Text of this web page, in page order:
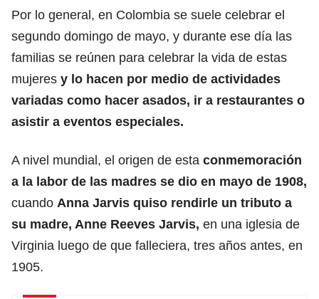
Por lo general, en Colombia se suele celebrar el
segundo domingo de mayo, y durante ese día las
familias se reúnen para celebrar la vida de estas
mujeres y lo hacen por medio de actividades
variadas como hacer asados, ir a restaurantes o
asistir a eventos especiales.
A nivel mundial, el origen de esta conmemoración
a la labor de las madres se dio en mayo de 1908,
cuando Anna Jarvis quiso rendirle un tributo a
su madre, Anne Reeves Jarvis, en una iglesia de
Virginia luego de que falleciera, tres años antes, en
1905.